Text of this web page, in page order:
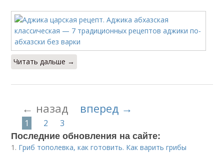
Читать дальше →
← назад вперед →
1 2 3
Последние обновления на сайте:
1. Гриб тополевка, как готовить. Как варить грибы